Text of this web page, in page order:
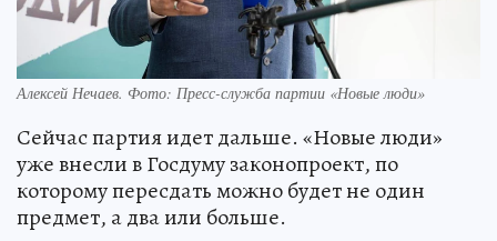
Алексей Нечаев. Фото: Пресс-служба партии «Новые люди»
Сейчас партия идет дальше. «Новые люди»
уже внесли в Госдуму законопроект, по
которому пересдать можно будет не один
предмет, а два или больше.